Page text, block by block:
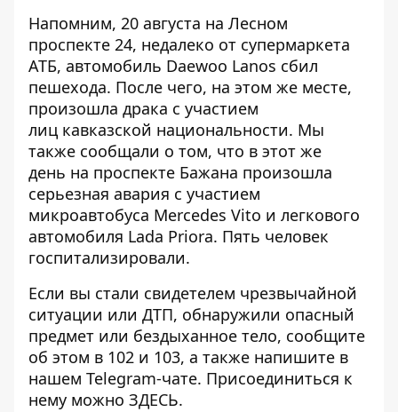
Напомним, 20 августа на Лесном
проспекте 24, недалеко от супермаркета
АТБ, автомобиль Daewoo Lanos сбил
пешехода. После чего, на этом же месте,
произошла драка с участием
лиц кавказской национальности. Мы
также сообщали о том, что в этот же
день на проспекте Бажана произошла
серьезная авария с участием
микроавтобуса Mercedes Vito и легкового
автомобиля Lada Priora. Пять человек
госпитализировали.
Если вы стали свидетелем чрезвычайной
ситуации или ДТП, обнаружили опасный
предмет или бездыханное тело, сообщите
об этом в 102 и 103, а также напишите в
нашем Telegram-чате. Присоединиться к
нему можно ЗДЕСЬ.